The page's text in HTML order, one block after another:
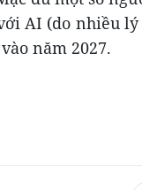
AI (do nhiều
năm 2027.